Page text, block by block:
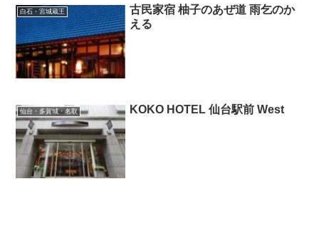
白石・宮城蔵王
古民家宿 柚子のあぜ道 雨乞のか
える
仙台・多賀城・名取 KOKO HOTEL 仙台駅前 West